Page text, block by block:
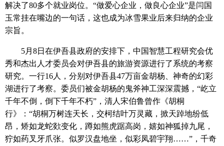
解决了80多个就业岗位。“做爱心企业，做良心企业”是闫国
玉常挂在嘴边的一句话，这也成为冰雪果业后来归纳的企业
宗旨。
5月8日在伊吾县政府的安排下，中国智慧工程研究会优
秀和杰出人才委员会对伊吾县的旅游资源进行了系统的考察
研究。一行16人，分别对伊吾县47万亩金胡杨、神奇的幻彩
湖进行了考察。委员们被金胡杨的鬼斧神工深深震撼，“屹立
千年不倒，倒下千年不朽”，清人宋伯鲁曾作《胡桐
行》：“胡桐万树连天长，交柯结叶万灵藏，掀天踔地纷低
昂，矫如龙蛇欻变化，蹲如熊虎踞高岗，嬉如神狐掉九尾，
狞如药叉牙爪张。似罗汉盘地坐，似彩凤碧宇翔……”，千奇